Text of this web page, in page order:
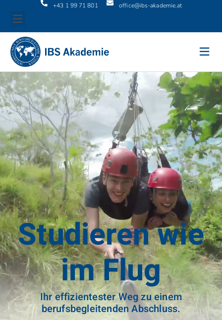
+43 1 99 71 801 office@ibs-akademie.at
Studieren wie
im Flug
Ihr effizientester Weg zu einem
berufsbegleitenden Abschluss.